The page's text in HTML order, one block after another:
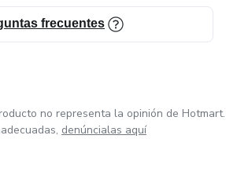
frecuentes
no representa la opinión de Hotmart.
denúncialas aquí